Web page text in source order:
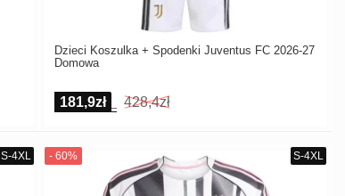
Dzieci Koszulka + Spodenki Juventus FC 2026-27
Domowa
181,9zł 428,4zł